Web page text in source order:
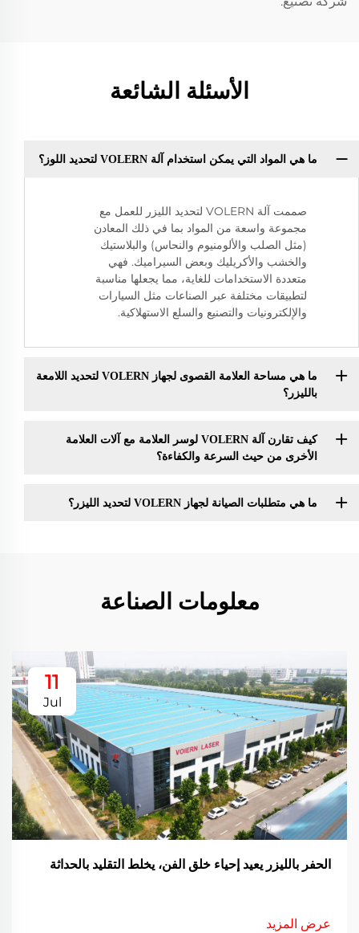
الأسئلة الشائعة
ما هي المواد التي يمكن استخدام آلة VOLERN لتحديد اللوز؟
صممت آلة VOLERN لتحديد الليزر للعمل مع
مجموعة واسعة من المواد بما في ذلك المعادن
(مثل الصلب والألومنيوم والنحاس) والبلاستيك
والخشب والأكريليك وبعض السيراميك. فهي
متعددة الاستخدامات للغاية، مما يجعلها مناسبة
لتطبيقات مختلفة عبر الصناعات مثل السيارات
والإلكترونيات والتصنيع والسلع الاستهلاكية.
ما هي مساحة العلامة القصوى لجهاز VOLERN لتحديد اللامعة
بالليزر؟
كيف تقارن آلة VOLERN لوسر العلامة مع آلات العلامة
الأخرى من حيث السرعة والكفاءة؟
ما هي متطلبات الصيانة لجهاز VOLERN لتحديد الليزر؟
معلومات الصناعة
11
Jul
الحفر بالليزر يعيد إحياء خلق الفن، يخلط التقليد بالحداثة
عرض المزيد